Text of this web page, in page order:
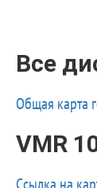
Все
Общая карта
VMR